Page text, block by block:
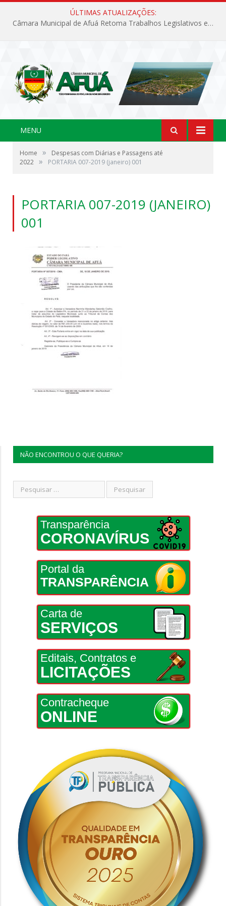
ÚLTIMAS ATUALIZAÇÕES:
Câmara Municipal de Afuá Retoma Trabalhos Legislativos em Sessão Ordinária
MENU
Home »
Despesas com Diárias e Passagens até
2022 » PORTARIA 007-2019 (janeiro) 001
PORTARIA 007-2019 (JANEIRO)
001
NÃO ENCONTROU O QUE QUERIA?
Transparência
CORONAVÍRUS
Portal da
TRANSPARÊNCIA
Carta de
SERVIÇOS
Editais, Contratos e
LICITAÇÕES
Contracheque
ONLINE